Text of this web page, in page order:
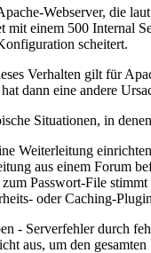
Webserver, die laut
mit einem 500 Internal
scheitert.
Verhalten gilt für
dann eine andere
Situationen, in
Weiterleitung
aus einem Forum
Passwort-File
oder Caching-
aus, um den